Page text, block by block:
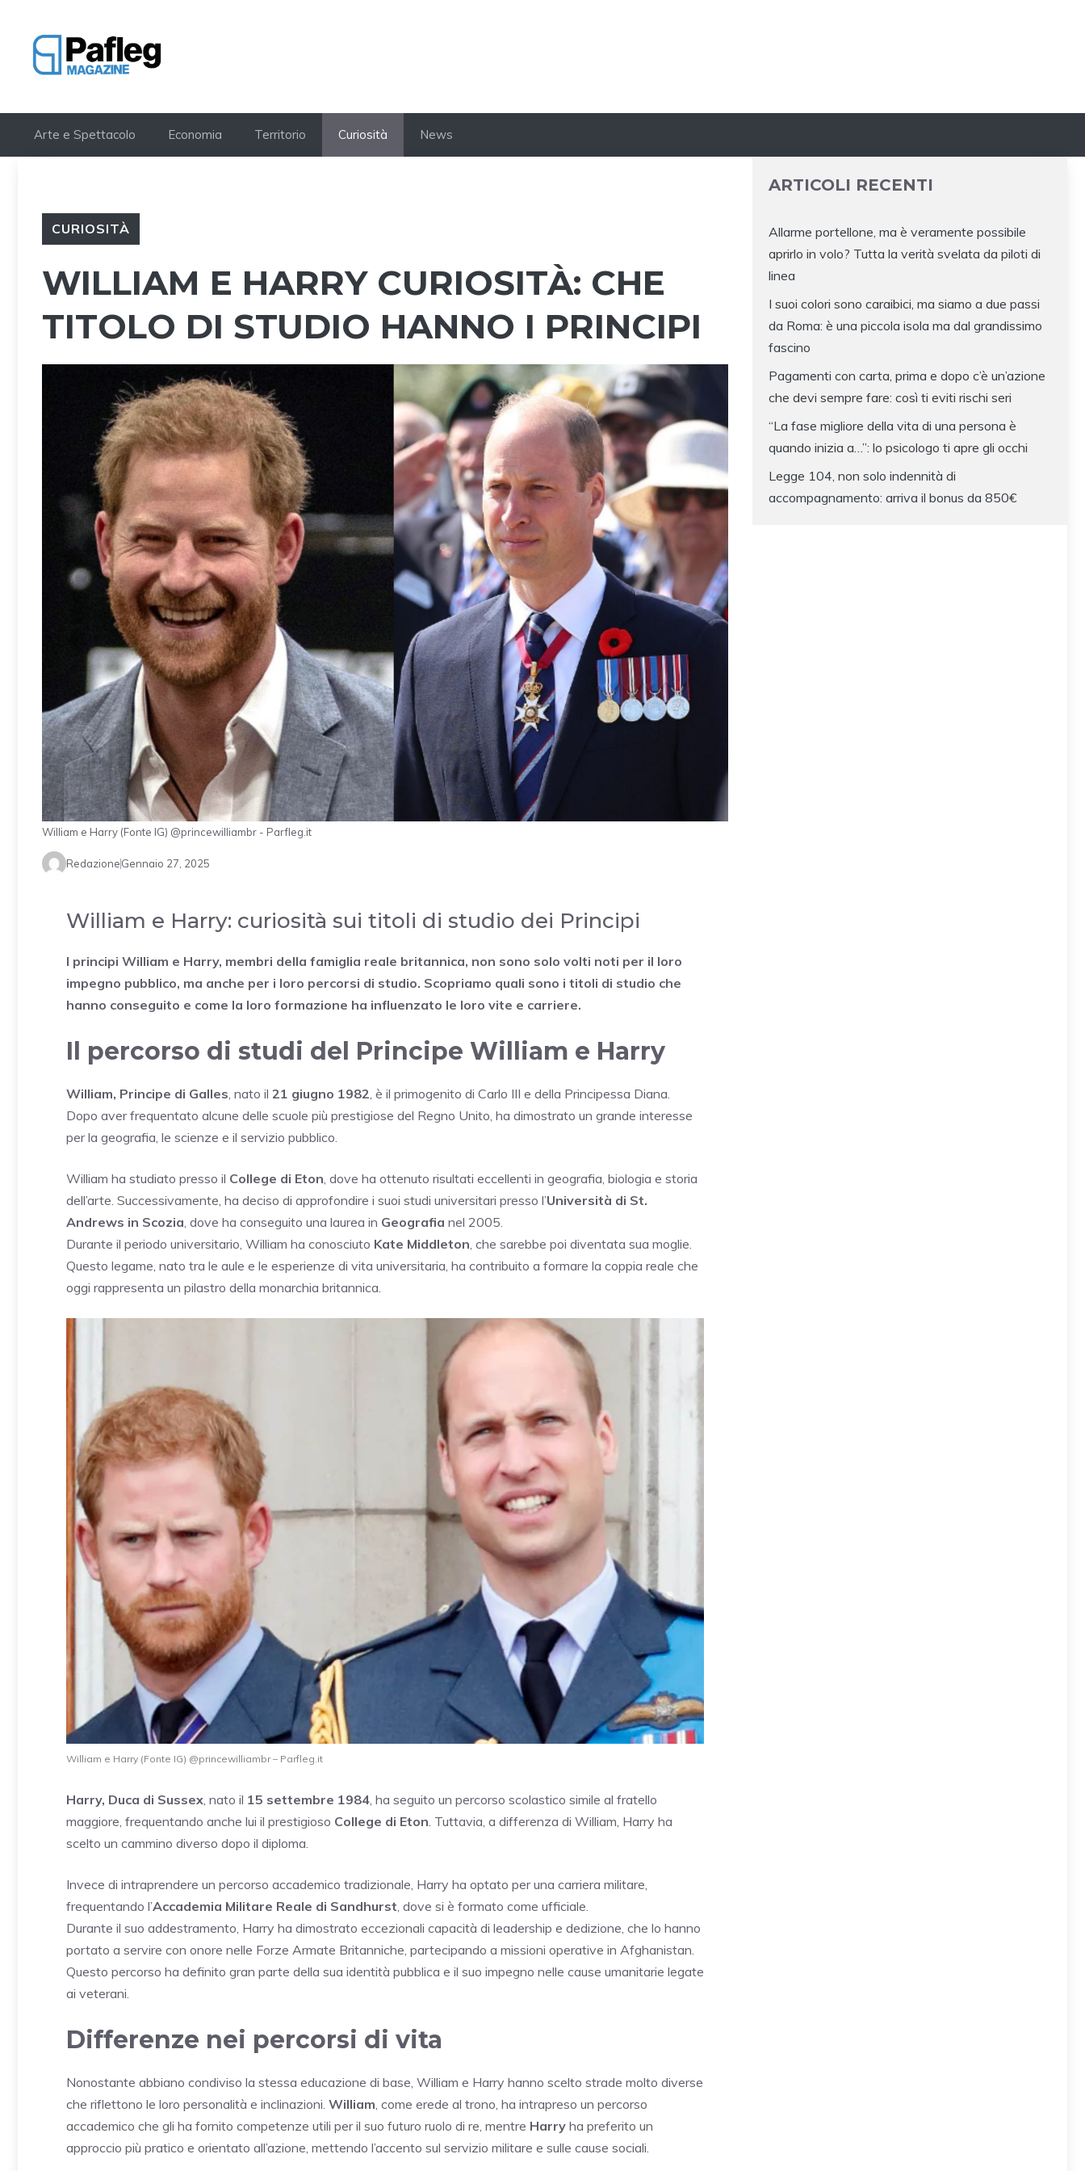
contenuto
Arte e Spettacolo Economia Territorio Curiosità News
CURIOSITÀ
WILLIAM E HARRY CURIOSITÀ: CHE
TITOLO DI STUDIO HANNO I PRINCIPI
William e Harry (Fonte IG) @princewilliambr - Parfleg.it
RedazioneGennaio 27, 2025
William e Harry: curiosità sui titoli di studio dei Principi
I principi William e Harry, membri della famiglia reale britannica, non sono solo volti noti per il loro
impegno pubblico, ma anche per i loro percorsi di studio. Scopriamo quali sono i titoli di studio che
hanno conseguito e come la loro formazione ha influenzato le loro vite e carriere.
Il percorso di studi del Principe William e Harry
William, Principe di Galles, nato il 21 giugno 1982, è il primogenito di Carlo III e della Principessa Diana.
Dopo aver frequentato alcune delle scuole più prestigiose del Regno Unito, ha dimostrato un grande interesse
per la geografia, le scienze e il servizio pubblico.
William ha studiato presso il College di Eton, dove ha ottenuto risultati eccellenti in geografia, biologia e storia
dell’arte. Successivamente, ha deciso di approfondire i suoi studi universitari presso l’Università di St.
Andrews in Scozia, dove ha conseguito una laurea in Geografia nel 2005.
Durante il periodo universitario, William ha conosciuto Kate Middleton, che sarebbe poi diventata sua moglie.
Questo legame, nato tra le aule e le esperienze di vita universitaria, ha contribuito a formare la coppia reale che
oggi rappresenta un pilastro della monarchia britannica.
William e Harry (Fonte IG) @princewilliambr – Parfleg.it
Harry, Duca di Sussex , nato il 15 settembre 1984 , ha seguito un percorso scolastico simile al fratello
maggiore, frequentando anche lui il prestigioso College di Eton . Tuttavia, a differenza di William, Harry ha
scelto un cammino diverso dopo il diploma.
Invece di intraprendere un percorso accademico tradizionale, Harry ha optato per una carriera militare,
frequentando l’Accademia Militare Reale di Sandhurst , dove si è formato come ufficiale.
Durante il suo addestramento, Harry ha dimostrato eccezionali capacità di leadership e dedizione, che lo hanno
portato a servire con onore nelle Forze Armate Britanniche, partecipando a missioni operative in Afghanistan.
Questo percorso ha definito gran parte della sua identità pubblica e il suo impegno nelle cause umanitarie legate
ai veterani.
Differenze nei percorsi di vita
Nonostante abbiano condiviso la stessa educazione di base, William e Harry hanno scelto strade molto diverse
che riflettono le loro personalità e inclinazioni. William , come erede al trono, ha intrapreso un percorso
accademico che gli ha fornito competenze utili per il suo futuro ruolo di re, mentre Harry ha preferito un
approccio più pratico e orientato all’azione, mettendo l’accento sul servizio militare e sulle cause sociali.
ARTICOLI RECENTI
Allarme portellone, ma è veramente possibile
aprirlo in volo? Tutta la verità svelata da piloti di
linea
I suoi colori sono caraibici, ma siamo a due passi
da Roma: è una piccola isola ma dal grandissimo
fascino
Pagamenti con carta, prima e dopo c’è un’azione
che devi sempre fare: così ti eviti rischi seri
“La fase migliore della vita di una persona è
quando inizia a…”: lo psicologo ti apre gli occhi
Legge 104, non solo indennità di
accompagnamento: arriva il bonus da 850€